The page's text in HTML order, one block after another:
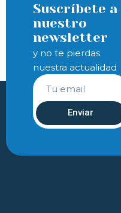
Suscríbete a
nuestro
newsletter
y no te pierdas
nuestra actualidad
Enviar